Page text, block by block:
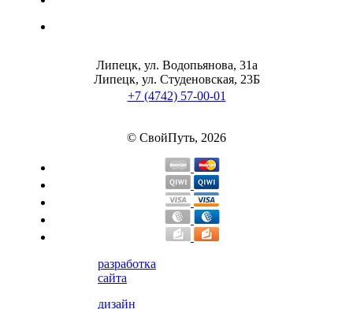
Липецк, ул. Водопьянова, 31а
Липецк, ул. Студеновская, 23Б
+7 (4742) 57-00-01
© СвойПуть, 2026
разработка
сайта
дизайн